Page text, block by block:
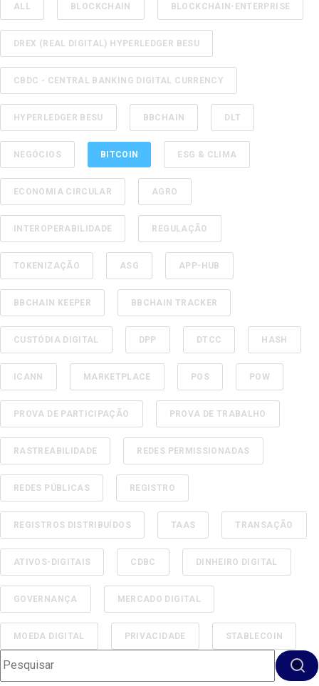
ALL BLOCKCHAIN BLOCKCHAIN-ENTERPRISE
DREX (REAL DIGITAL) HYPERLEDGER BESU
CBDC - CENTRAL BANKING DIGITAL CURRENCY
HYPERLEDGER BESU BBCHAIN DLT
NEGÓCIOS BITCOIN ESG & CLIMA
ECONOMIA CIRCULAR AGRO
INTEROPERABILIDADE REGULAÇÃO
TOKENIZAÇÃO ASG APP-HUB
BBCHAIN KEEPER BBCHAIN TRACKER
CUSTÓDIA DIGITAL DPP DTCC HASH
ICANN MARKETPLACE POS POW
PROVA DE PARTICIPAÇÃO PROVA DE TRABALHO
RASTREABILIDADE REDES PERMISSIONADAS
REDES PÚBLICAS REGISTRO
REGISTROS DISTRIBUÍDOS TAAS TRANSAÇÃO
ATIVOS-DIGITAIS CDBC DINHEIRO DIGITAL
GOVERNANÇA MERCADO DIGITAL
MOEDA DIGITAL PRIVACIDADE STABLECOIN
Este é um campo de pesquisa com recurso de sugestão